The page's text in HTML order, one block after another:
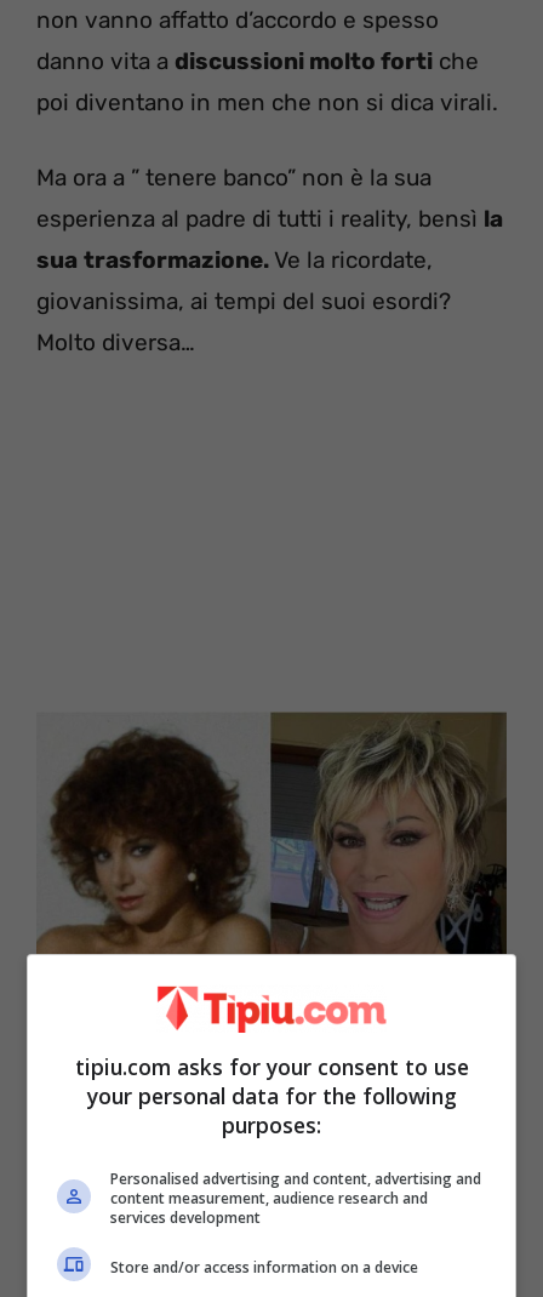
non vanno affatto d’accordo e spesso
danno vita a discussioni molto forti che
poi diventano in men che non si dica virali.
Ma ora a ” tenere banco” non è la sua
esperienza al padre di tutti i reality, bensì la
sua trasformazione. Ve la ricordate,
giovanissima, ai tempi del suoi esordi?
Molto diversa…
Eccola giovanissima, ai suoi esordi.
Diversissima ma sempre bellissima
ieri, come oggi
Riccia, coni capelli più lunghi, castani
scuro
. Ecco come si è mostrata per la
tipiu.com asks for your consent to use
your personal data for the following
purposes:
Personalised advertising and content, advertising and
content measurement, audience research and
services development
Store and/or access information on a device